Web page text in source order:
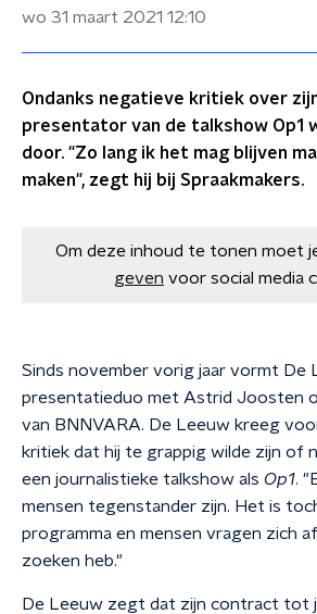
wo 31 maart 2021 12:10
Ondanks negatieve kritiek over
presentator van de talkshow Op1
door. "Zo lang ik het mag blijven
maken", zegt hij bij Spraakmakers.
Om deze inhoud te tonen moet
geven voor social media
Sinds november vorig jaar vormt De
presentatieduo met Astrid Joosten
van BNNVARA. De Leeuw kreeg
kritiek dat hij te grappig wilde zijn of
een journalistieke talkshow als Op1.
mensen tegenstander zijn. Het is
programma en mensen vragen zich
zoeken heb."
De Leeuw zegt dat zijn contract tot